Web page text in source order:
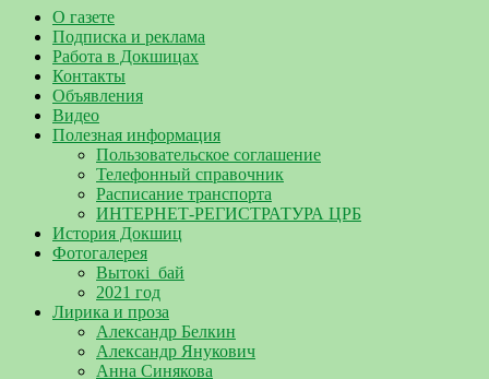
О газете
Подписка и реклама
Работа в Докшицах
Контакты
Объявления
Видео
Полезная информация
Пользовательское соглашение
Телефонный справочник
Расписание транспорта
ИНТЕРНЕТ-РЕГИСТРАТУРА ЦРБ
История Докшиц
Фотогалерея
Вытокі_бай
2021 год
Лирика и проза
Александр Белкин
Александр Янукович
Анна Синякова